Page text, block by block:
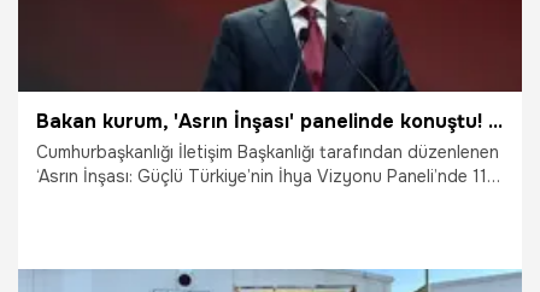
Bakan kurum, 'Asrın İnşası' panelinde konuştu! "11 ilin şantiye şefi misin' dediler, 'Evet şeref duyuyoruz' dedik
Cumhurbaşkanlığı İletişim Başkanlığı tarafından düzenlenen
‘Asrın İnşası: Güçlü Türkiye’nin İhya Vizyonu Paneli’nde 11
bir kez daha kanıtladık” dedi. Bakan Kurum, Asrın